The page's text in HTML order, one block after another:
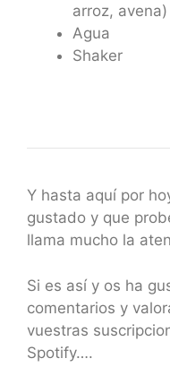
arroz, avena)
Agua
Shaker
Y hasta aquí por
gustado y que
llama mucho la
Si es así y os ha
comentarios y
vuestras
Spotify….